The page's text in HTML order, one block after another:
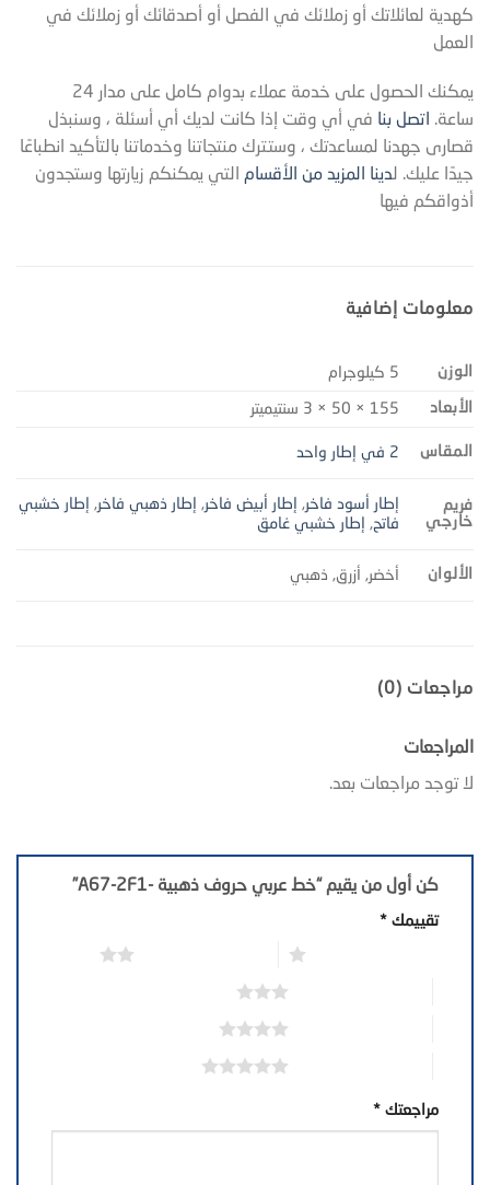
كهدية لعائلاتك أو زملائك في الفصل أو أصدقائك أو زملائك في
العمل
يمكنك الحصول على خدمة عملاء بدوام كامل على مدار 24
ساعة. اتصل بنا في أي وقت إذا كانت لديك أي أسئلة ، وسنبذل
قصارى جهدنا لمساعدتك ، وستترك منتجاتنا وخدماتنا بالتأكيد انطباعًا
جيدًا عليك. لدينا المزيد من الأقسام التي يمكنكم زيارتها وستجدون
أذواقكم فيها
معلومات إضافية
الوزن 5 كيلوجرام
الأبعاد 155 × 50 × 3 سنتيميتر
المقاس 2 في إطار واحد
فريم
خارجي
إطار أسود فاخر, إطار أبيض فاخر, إطار ذهبي فاخر,
إطار خشبي
فاتح, إطار خشبي غامق
الألوان أخضر, أزرق, ذهبي
مراجعات (0)
المراجعات
لا توجد مراجعات بعد.
كن أول من يقيم “خط عربي حروف ذهبية -A67-2F1”
تقييمك *
مراجعتك *